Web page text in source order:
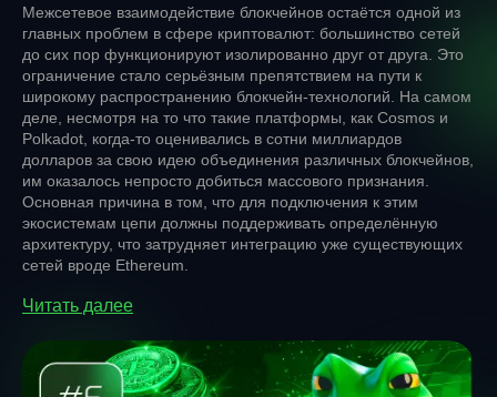
Межсетевое взаимодействие блокчейнов остаётся одной из
главных проблем в сфере криптовалют: большинство сетей
до сих пор функционируют изолированно друг от друга. Это
ограничение стало серьёзным препятствием на пути к
широкому распространению блокчейн-технологий. На самом
деле, несмотря на то что такие платформы, как Cosmos и
Polkadot, когда-то оценивались в сотни миллиардов
долларов за свою идею объединения различных блокчейнов,
им оказалось непросто добиться массового признания.
Основная причина в том, что для подключения к этим
экосистемам цепи должны поддерживать определённую
архитектуру, что затрудняет интеграцию уже существующих
сетей вроде Ethereum.
Читать далее